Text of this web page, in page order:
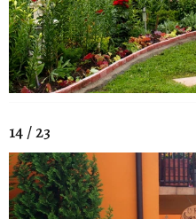
14 / 23